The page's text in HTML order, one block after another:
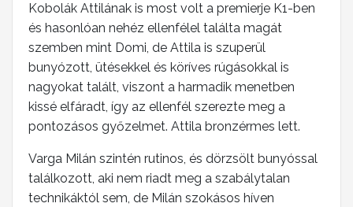
Kobolák Attilának is most volt a premierje K1-ben
és hasonlóan nehéz ellenfélel találta magát
szemben mint Domi, de Attila is szuperül
bunyózott, ütésekkel és köríves rúgásokkal is
nagyokat talált, viszont a harmadik menetben
kissé elfáradt, így az ellenfél szerezte meg a
pontozásos győzelmet. Attila bronzérmes lett.
Varga Milán szintén rutinos, és dörzsölt bunyóssal
találkozott, aki nem riadt meg a szabálytalan
technikáktól sem, de Milán szokásos híven